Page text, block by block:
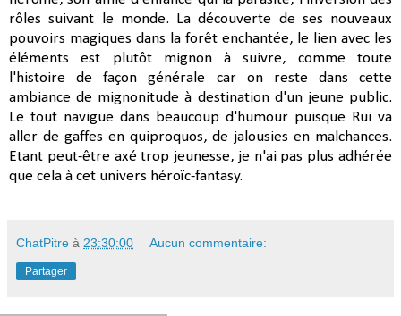
rôles suivant le monde. La découverte de ses nouveaux
pouvoirs magiques dans la forêt enchantée, le lien avec les
éléments est plutôt mignon à suivre, comme toute
l'histoire de façon générale car on reste dans cette
ambiance de mignonitude à destination d'un jeune public.
Le tout navigue dans beaucoup d'humour puisque Rui va
aller de gaffes en quiproquos, de jalousies en malchances.
Etant peut-être axé trop jeunesse, je n'ai pas plus adhérée
que cela à cet univers héroïc-fantasy.
ChatPitre à 23:30:00 Aucun commentaire:
Partager